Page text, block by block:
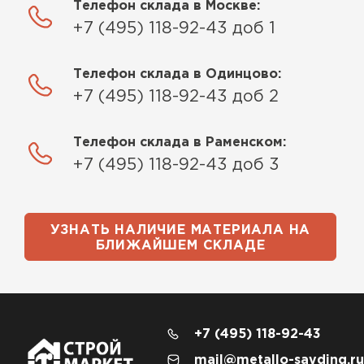
Телефон склада в Москве:
+7 (495) 118-92-43 доб 1
Телефон склада в Одинцово:
+7 (495) 118-92-43 доб 2
Телефон склада в Раменском:
+7 (495) 118-92-43 доб 3
УЗНАТЬ НАЛИЧИЕ МАТЕРИАЛА НА
БЛИЖАЙШЕМ СКЛАДЕ
+7 (495) 118-92-43
mail@metallo-sayding.ru